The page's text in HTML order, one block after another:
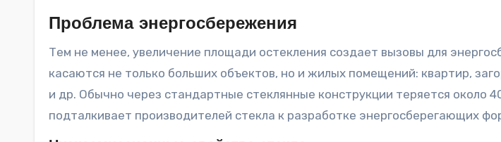
Проблема энергосбережения
Тем не менее, увеличение площади остекления создает вызовы для
касаются не только больших объектов, но и жилых помещений: квартир,
и др. Обычно через стандартные стеклянные конструкции теряется около
подталкивает производителей стекла к разработке энергосберегающих